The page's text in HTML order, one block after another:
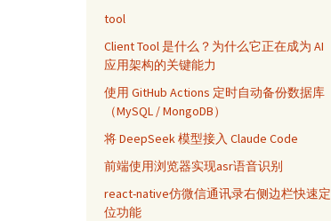
tool
Client Tool 是什么？为什么它正在成为 AI
应用架构的关键能力
使用 GitHub Actions 定时自动备份数据库
（MySQL / MongoDB）
将 DeepSeek 模型接入 Claude Code
前端使用浏览器实现asr语音识别
react-native仿微信通讯录右侧边栏快速定
位功能